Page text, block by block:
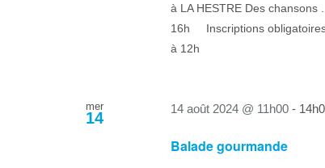
à LA HESTRE Des
16h Inscriptions obligatoires
à 12h
mer
14
Balade gourmande
14 août 2024 @ 11h00-